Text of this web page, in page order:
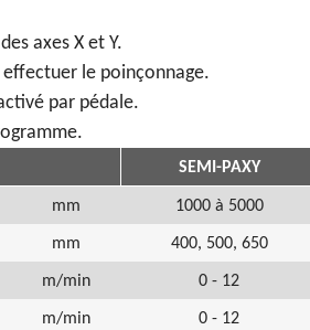
axes X et Y.
le poinçonnage.
par pédale.
SEMI-PAXY
mm
1000 à 5000
mm
400, 500, 650
m/min
0 - 12
m/min
0 - 12